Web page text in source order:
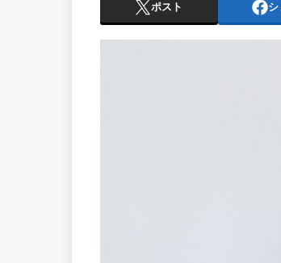
ポスト